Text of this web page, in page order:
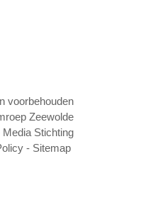
voorbehouden
Zeewolde
Stichting
- Sitemap